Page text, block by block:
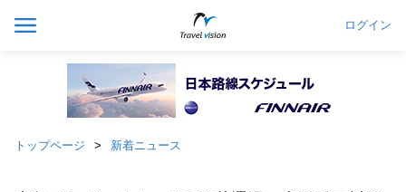
ログイン
トップページ 新着ニュース